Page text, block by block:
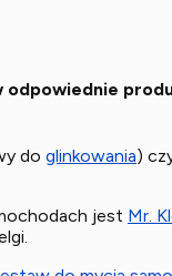
do glinkowania)
jest Mr.